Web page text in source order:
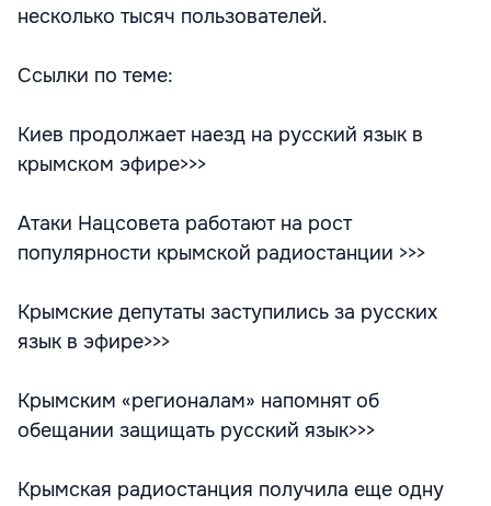
несколько тысяч пользователей.
Ссылки по теме:
Киев продолжает наезд на русский язык в
крымском эфире>>>
Атаки Нацсовета работают на рост
популярности крымской радиостанции >>>
Крымские депутаты заступились за русских
язык в эфире>>>
Крымским «регионалам» напомнят об
обещании защищать русский язык>>>
Крымская радиостанция получила еще одну